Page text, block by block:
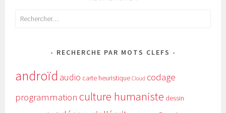
Rechercher :
RECHERCHE PAR MOTS CLEFS
androïd audio carte heuristique Cloud codage
programmation culture humaniste dessin